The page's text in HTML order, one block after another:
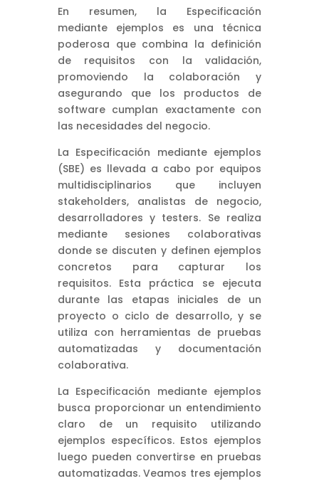
En resumen, la Especificación
mediante ejemplos es una técnica
poderosa que combina la definición
de requisitos con la validación,
promoviendo la colaboración y
asegurando que los productos de
software cumplan exactamente con
las necesidades del negocio.
La Especificación mediante ejemplos
(SBE) es llevada a cabo por equipos
multidisciplinarios que incluyen
stakeholders, analistas de negocio,
desarrolladores y testers. Se realiza
mediante sesiones colaborativas
donde se discuten y definen ejemplos
concretos para capturar los
requisitos. Esta práctica se ejecuta
durante las etapas iniciales de un
proyecto o ciclo de desarrollo, y se
utiliza con herramientas de pruebas
automatizadas y documentación
colaborativa.
La Especificación mediante ejemplos
busca proporcionar un entendimiento
claro de un requisito utilizando
ejemplos específicos. Estos ejemplos
luego pueden convertirse en pruebas
automatizadas. Veamos tres ejemplos